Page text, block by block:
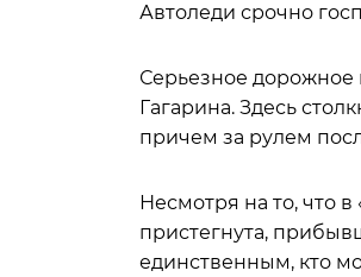
Автоледи срочно
Серьезное дорожное
Гагарина. Здесь
причем за рулем
Несмотря на то, что
пристегнута,
единственным, кто